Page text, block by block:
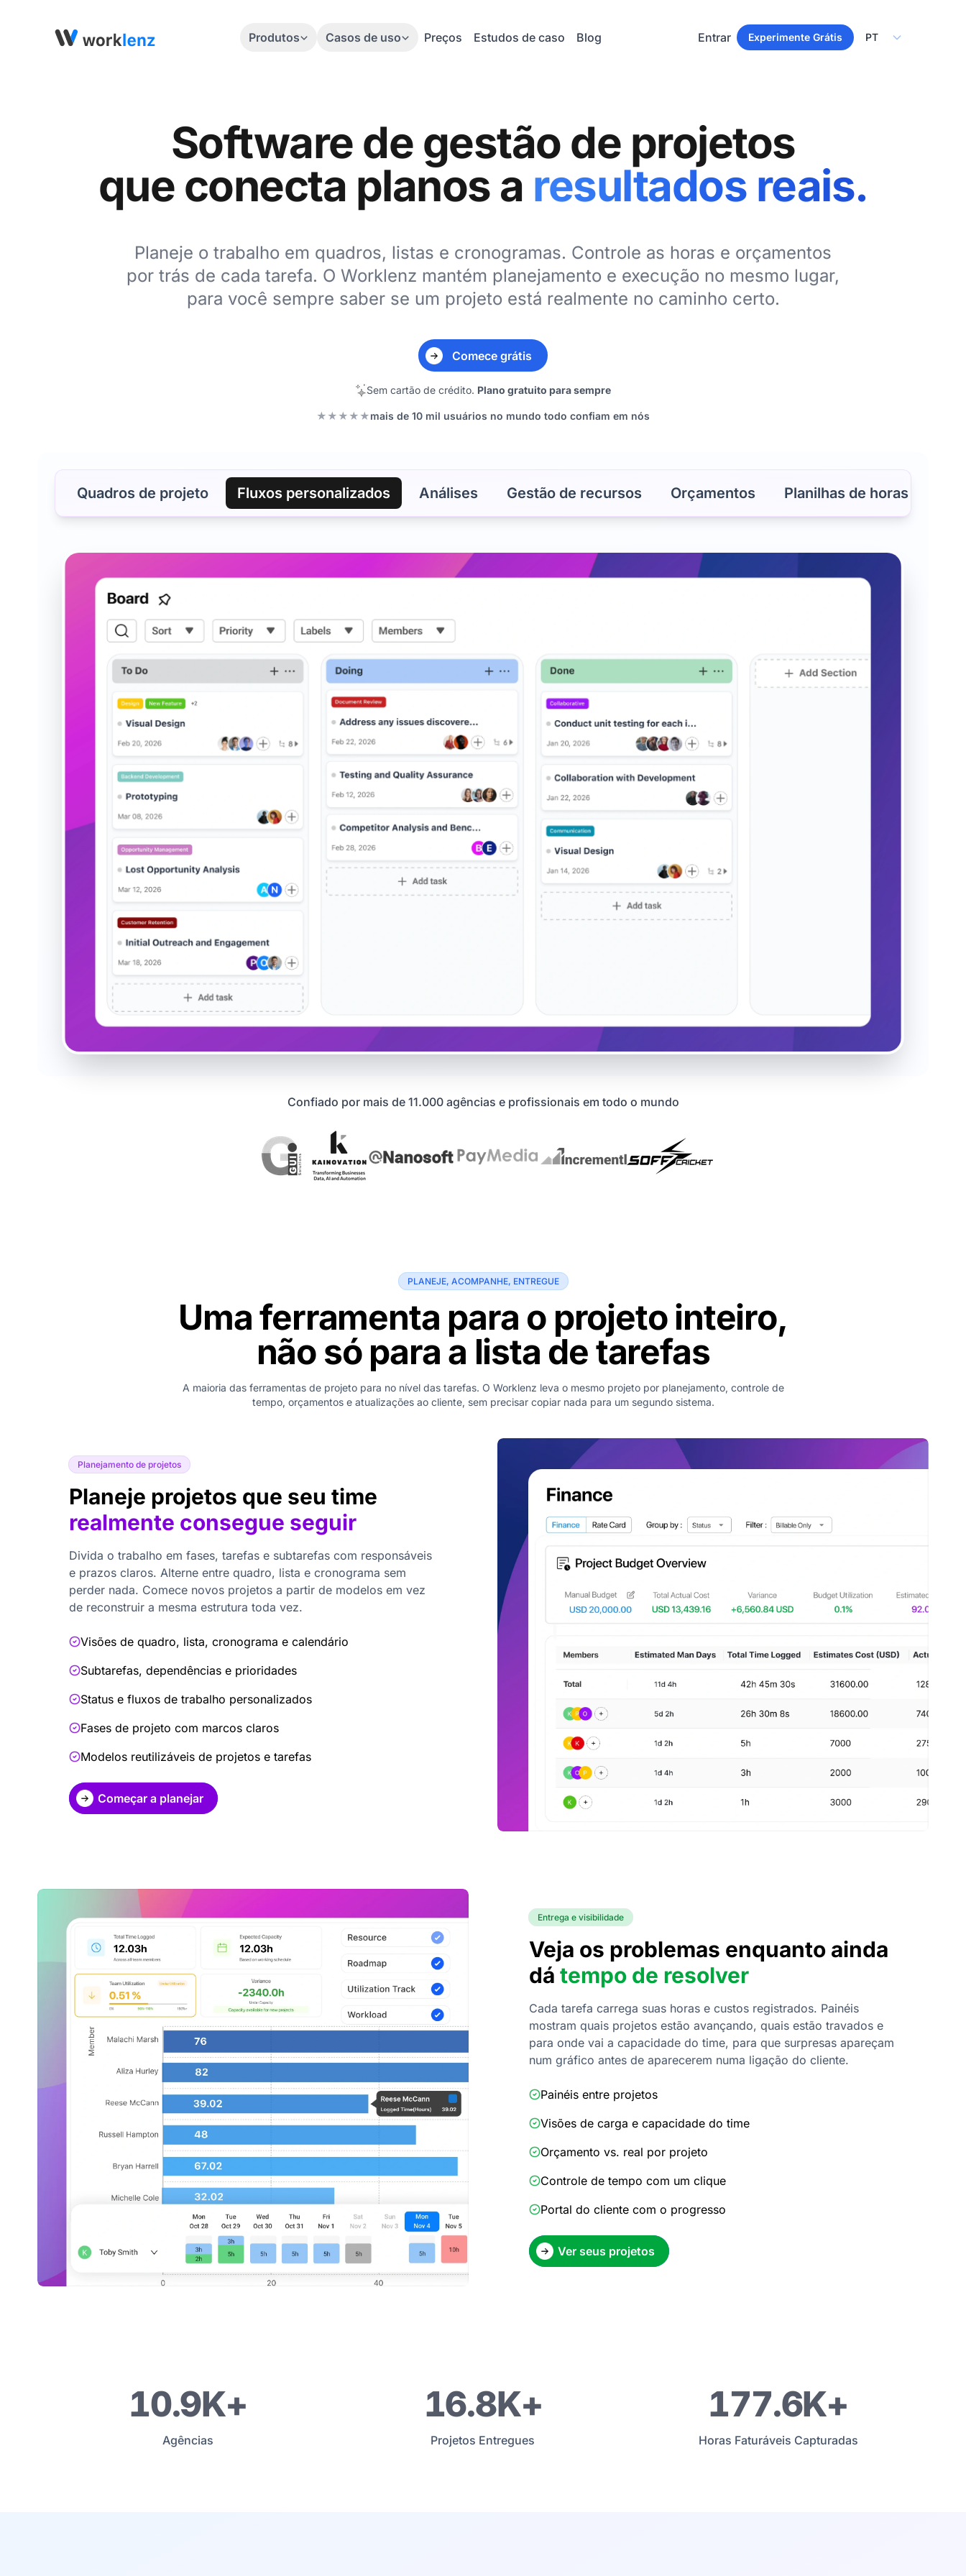
Produtos Casos de uso Preços Estudos de caso Blog Entrar Experimente Grátis Select Language
Software de gestão de projetos
que conecta planos a resultados reais.
Planeje o trabalho em quadros, listas e cronogramas. Controle as horas e orçamentos
por trás de cada tarefa. O Worklenz mantém planejamento e execução no mesmo lugar,
para você sempre saber se um projeto está realmente no caminho certo.
Comece grátis
Sem cartão de crédito. Plano gratuito para sempre
★★★★★mais de 10 mil usuários no mundo todo confiam em nós
Quadros de projeto Fluxos personalizados Análises Gestão de recursos Orçamentos Planilhas de horas
Confiado por mais de 11.000 agências e profissionais em todo o mundo
PLANEJE, ACOMPANHE, ENTREGUE
Uma ferramenta para o projeto inteiro,
não só para a lista de tarefas
A maioria das ferramentas de projeto para no nível das tarefas. O Worklenz leva o mesmo projeto por planejamento, controle de
tempo, orçamentos e atualizações ao cliente, sem precisar copiar nada para um segundo sistema.
Planejamento de projetos
Planeje projetos que seu time
realmente consegue seguir
Divida o trabalho em fases, tarefas e subtarefas com responsáveis
e prazos claros. Alterne entre quadro, lista e cronograma sem
perder nada. Comece novos projetos a partir de modelos em vez
de reconstruir a mesma estrutura toda vez.
Visões de quadro, lista, cronograma e calendário
Subtarefas, dependências e prioridades
Status e fluxos de trabalho personalizados
Fases de projeto com marcos claros
Modelos reutilizáveis de projetos e tarefas
Começar a planejar
Entrega e visibilidade
Veja os problemas enquanto ainda
dá tempo de resolver
Cada tarefa carrega suas horas e custos registrados. Painéis
mostram quais projetos estão avançando, quais estão travados e
para onde vai a capacidade do time, para que surpresas apareçam
num gráfico antes de aparecerem numa ligação do cliente.
Painéis entre projetos
Visões de carga e capacidade do time
Orçamento vs. real por projeto
Controle de tempo com um clique
Portal do cliente com o progresso
Ver seus projetos
11K+
Agências
17K+
Projetos Entregues
180K+
Horas Faturáveis Capturadas